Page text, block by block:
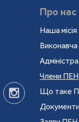
308404/
https://
mariam-
Борсєвич /
Про нас
Наша місія
Члени ПЕН
Що таке